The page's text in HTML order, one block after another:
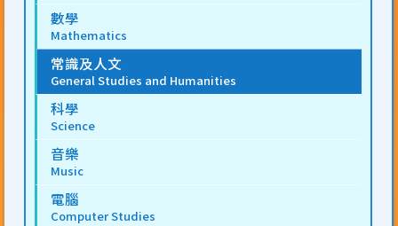
數學
Mathematics
常識及人文
General Studies and Humanities
科學
Science
音樂
Music
電腦
Computer Studies